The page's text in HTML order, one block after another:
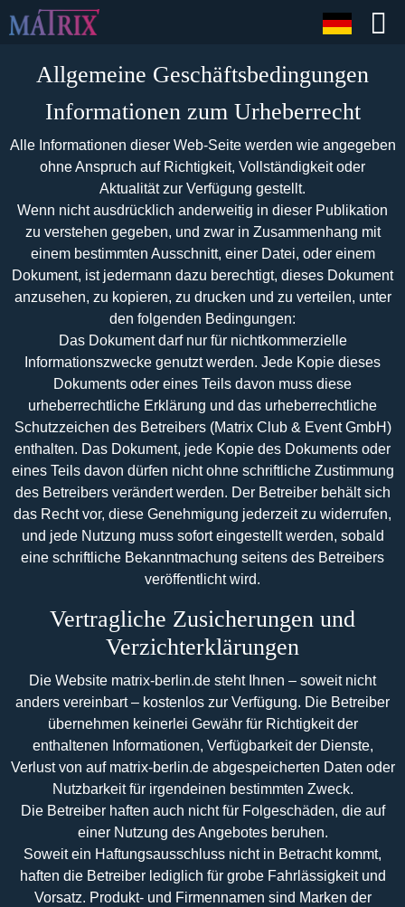
Allgemeine Geschäftsbedingungen
Informationen zum Urheberrecht
Alle Informationen dieser Web-Seite werden wie angegeben
ohne Anspruch auf Richtigkeit, Vollständigkeit oder
Aktualität zur Verfügung gestellt.
Wenn nicht ausdrücklich anderweitig in dieser Publikation
zu verstehen gegeben, und zwar in Zusammenhang mit
einem bestimmten Ausschnitt, einer Datei, oder einem
Dokument, ist jedermann dazu berechtigt, dieses Dokument
anzusehen, zu kopieren, zu drucken und zu verteilen, unter
den folgenden Bedingungen:
Das Dokument darf nur für nichtkommerzielle
Informationszwecke genutzt werden. Jede Kopie dieses
Dokuments oder eines Teils davon muss diese
urheberrechtliche Erklärung und das urheberrechtliche
Schutzzeichen des Betreibers (Matrix Club & Event GmbH)
enthalten. Das Dokument, jede Kopie des Dokuments oder
eines Teils davon dürfen nicht ohne schriftliche Zustimmung
des Betreibers verändert werden. Der Betreiber behält sich
das Recht vor, diese Genehmigung jederzeit zu widerrufen,
und jede Nutzung muss sofort eingestellt werden, sobald
eine schriftliche Bekanntmachung seitens des Betreibers
veröffentlicht wird.
Vertragliche Zusicherungen und
Verzichterklärungen
Die Website matrix-berlin.de steht Ihnen – soweit nicht
anders vereinbart – kostenlos zur Verfügung. Die Betreiber
übernehmen keinerlei Gewähr für Richtigkeit der
enthaltenen Informationen, Verfügbarkeit der Dienste,
Verlust von auf matrix-berlin.de abgespeicherten Daten oder
Nutzbarkeit für irgendeinen bestimmten Zweck.
Die Betreiber haften auch nicht für Folgeschäden, die auf
einer Nutzung des Angebotes beruhen.
Soweit ein Haftungsausschluss nicht in Betracht kommt,
haften die Betreiber lediglich für grobe Fahrlässigkeit und
Vorsatz. Produkt- und Firmennamen sind Marken der